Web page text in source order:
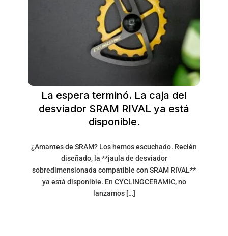
La espera terminó. La caja del
desviador SRAM RIVAL ya está
disponible.
¿Amantes de SRAM? Los hemos escuchado. Recién
diseñado, la **jaula de desviador
sobredimensionada compatible con SRAM RIVAL**
ya está disponible. En CYCLINGCERAMIC, no
lanzamos […]